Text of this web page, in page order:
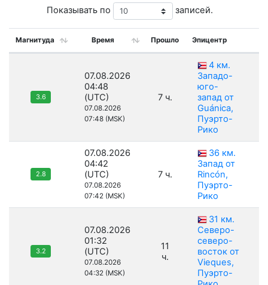
Показывать по записей.
Магнитуда Время Прошло Эпицентр
3.6
07.08.2026
04:48
(UTC)
07.08.2026
07:48 (MSK)
7 ч.
4 км.
Западо-
юго-
запад от
Guánica,
Пуэрто-
Рико
2.8
07.08.2026
04:42
(UTC)
07.08.2026
07:42 (MSK)
7 ч.
36 км.
Запад от
Rincón,
Пуэрто-
Рико
3.2
07.08.2026
01:32
(UTC)
07.08.2026
04:32 (MSK)
11
ч.
31 км.
Северо-
северо-
восток от
Vieques,
Пуэрто-